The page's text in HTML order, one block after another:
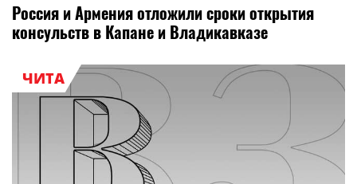
Россия и Армения отложили сроки открытия
консульств в Капане и Владикавказе
ЧИТА